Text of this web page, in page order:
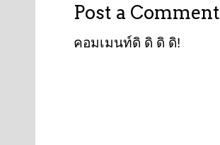
Post a Comment
คอมเมนท์ดิ ดิ ดิ ดิ!